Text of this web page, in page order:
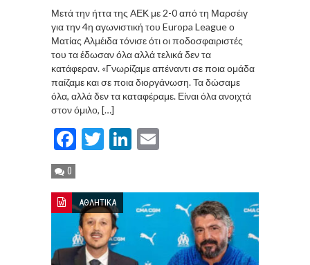
Μετά την ήττα της ΑΕΚ με 2-0 από τη Μαρσέιγ
για την 4η αγωνιστική του Europa League ο
Ματίας Αλμέιδα τόνισε ότι οι ποδοσφαιριστές
του τα έδωσαν όλα αλλά τελικά δεν τα
κατάφεραν. «Γνωρίζαμε απέναντι σε ποια ομάδα
παίζαμε και σε ποια διοργάνωση. Τα δώσαμε
όλα, αλλά δεν τα καταφέραμε. Είναι όλα ανοιχτά
στον όμιλο, […]
Facebook
TwitterLinkedIn
0
ΑΘΛΗΤΙΚΑ